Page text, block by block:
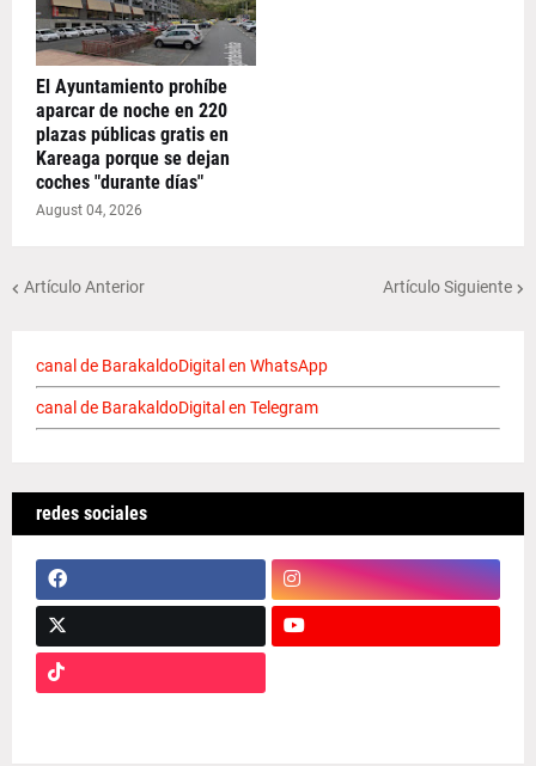
El Ayuntamiento prohíbe
aparcar de noche en 220
plazas públicas gratis en
Kareaga porque se dejan
coches "durante días"
August 04, 2026
Artículo Anterior Artículo Siguiente
canal de BarakaldoDigital en WhatsApp
canal de BarakaldoDigital en Telegram
redes sociales